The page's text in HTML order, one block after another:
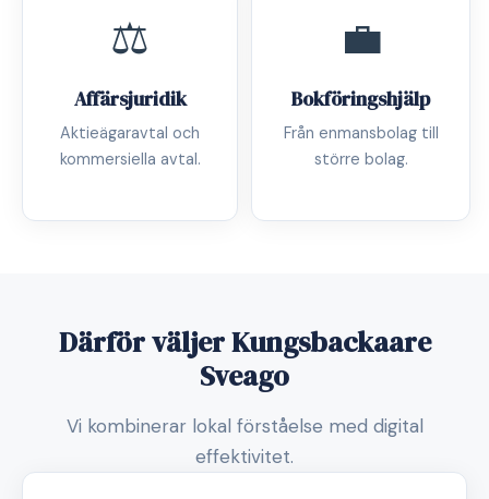
⚖️
Affärsjuridik
Aktieägaravtal och
kommersiella avtal.
💼
Bokföringshjälp
Från enmansbolag till
större bolag.
Därför väljer Kungsbackaare
Sveago
Vi kombinerar lokal förståelse med digital
effektivitet.